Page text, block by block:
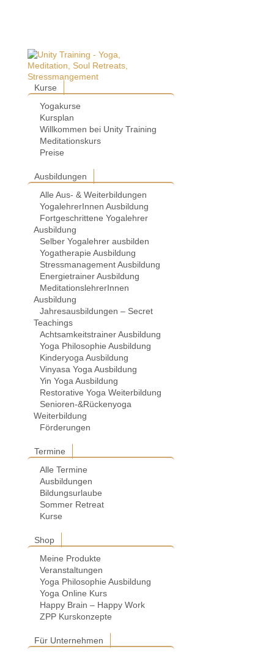
Kurse
Yogakurse
Kursplan
Willkommen bei Unity Training
Meditationskurs
Preise
Ausbildungen
Alle Aus- & Weiterbildungen
YogalehrerInnen Ausbildung
Fortgeschrittene Yogalehrer
Ausbildung
Selber Yogalehrer ausbilden
Yogatherapie Ausbildung
Stressmanagement Ausbildung
Energietrainer Ausbildung
MeditationslehrerInnen
Ausbildung
Jahresausbildungen – Secret
Teachings
Achtsamkeitstrainer Ausbildung
Yoga Philosophie Ausbildung
Kinderyoga Ausbildung
Vinyasa Yoga Ausbildung
Yin Yoga Ausbildung
Restorative Yoga Weiterbildung
Senioren-&Rückenyoga
Weiterbildung
Förderungen
Termine
Alle Termine
Ausbildungen
Bildungsurlaube
Sommer Retreat
Kurse
Shop
Meine Produkte
Veranstaltungen
Yoga Philosophie Ausbildung
Yoga Online Kurs
Happy Brain – Happy Work
ZPP Kurskonzepte
Für Unternehmen